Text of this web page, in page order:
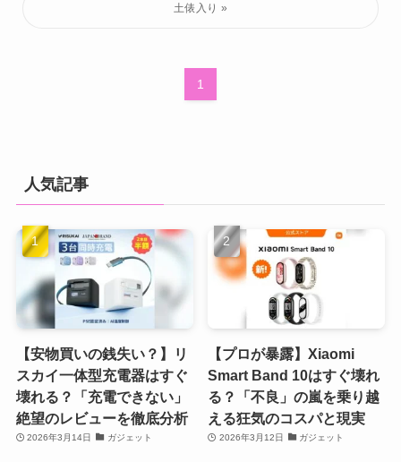
1
人気記事
【安物買いの銭失い？】リ
スカイ一体型充電器はすぐ
壊れる？「充電できない」
絶望のレビューを徹底分析
2026年3月14日 ガジェット
【プロが暴露】Xiaomi
Smart Band 10はすぐ壊れ
る？「不良」の嵐を乗り越
える狂気のコスパと現実
2026年3月12日 ガジェット